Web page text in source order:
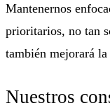
Mantenernos
prioritarios, no tan
también mejorará
Nuestros